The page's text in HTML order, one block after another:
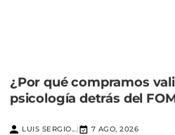
¿Por qué compramos
psicología detrás del
LUIS SERGIO... 7 AGO, 2026